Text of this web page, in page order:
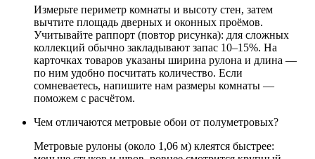
Измерьте периметр комнаты и высоту стен, затем
вычтите площадь дверных и оконных проёмов.
Учитывайте раппорт (повтор рисунка): для сложных
коллекций обычно закладывают запас 10–15%. На
карточках товаров указаны ширина рулона и длина —
по ним удобно посчитать количество. Если
сомневаетесь, напишите нам размеры комнаты —
поможем с расчётом.
Чем отличаются метровые обои от полуметровых?
Метровые рулоны (около 1,06 м) клеятся быстрее: